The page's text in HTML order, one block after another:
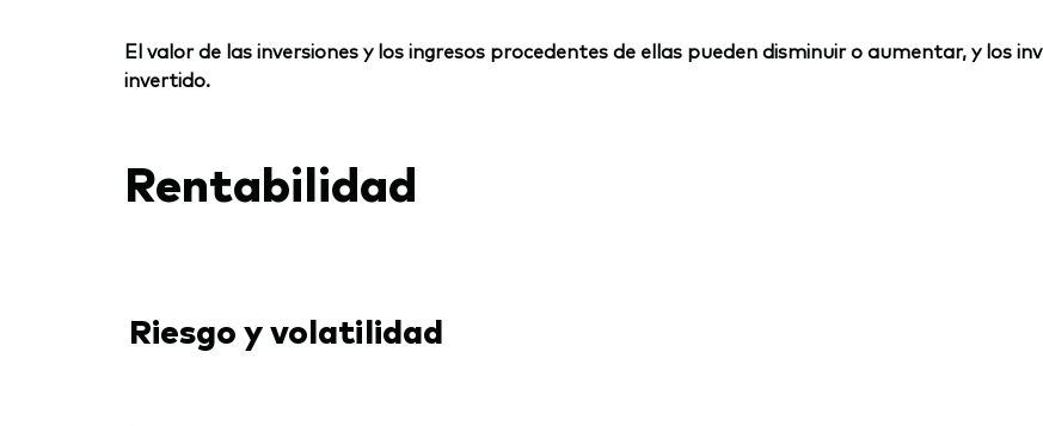
El valor de las inversiones y los ingresos procedentes de ellas pueden disminuir o aumentar, y los
invertido.
Rentabilidad
Riesgo y volatilidad